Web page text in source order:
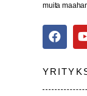
muita